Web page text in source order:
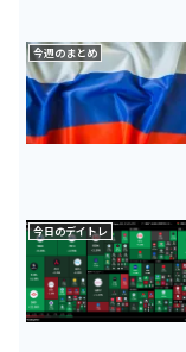
今週のまとめ
今日のデイトレ